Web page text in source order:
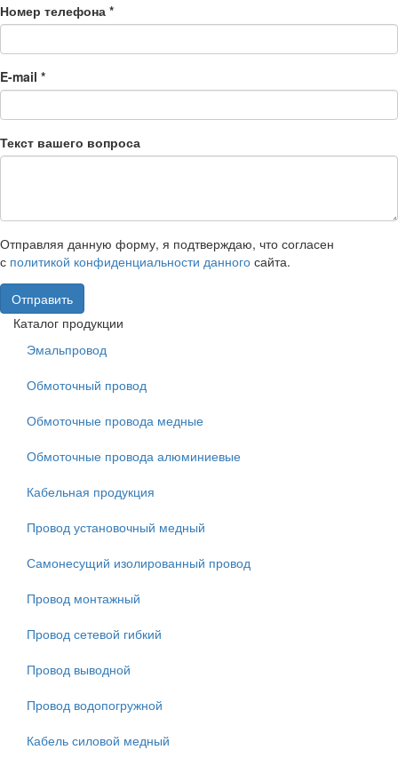
Номер телефона *
E-mail *
Текст вашего вопроса
Отправляя данную форму, я подтверждаю, что согласен
с политикой конфиденциальности данного сайта.
Отправить
Каталог продукции
Эмальпровод
Обмоточный провод
Обмоточные провода медные
Обмоточные провода алюминиевые
Кабельная продукция
Провод установочный медный
Самонесущий изолированный провод
Провод монтажный
Провод сетевой гибкий
Провод выводной
Провод водопогружной
Кабель силовой медный